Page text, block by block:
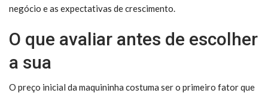
negócio e as expectativas de crescimento.
O que avaliar antes de escolher
a sua
O preço inicial da maquininha costuma ser o primeiro fator que